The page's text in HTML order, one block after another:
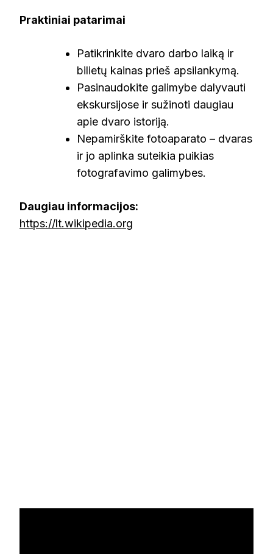
Praktiniai patarimai
Patikrinkite dvaro darbo laiką ir
bilietų kainas prieš apsilankymą.
Pasinaudokite galimybe dalyvauti
ekskursijose ir sužinoti daugiau
apie dvaro istoriją.
Nepamirškite fotoaparato – dvaras
ir jo aplinka suteikia puikias
fotografavimo galimybes.
Daugiau informacijos:
https://lt.wikipedia.org